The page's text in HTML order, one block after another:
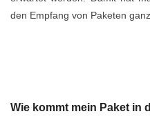
den Empfang von Paketen
Wie kommt mein Paket in